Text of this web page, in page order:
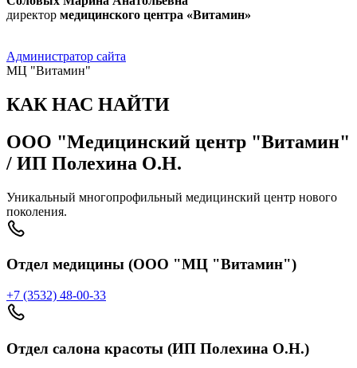
директор медицинского центра «Витамин»
Администратор сайта
МЦ "Витамин"
КАК НАС НАЙТИ
ООО "Медицинский центр "Витамин"
/ ИП Полехина О.Н.
Уникальный многопрофильный медицинский центр нового
поколения.
Отдел медицины (ООО "МЦ "Витамин")
+7 (3532) 48-00-33
Отдел салона красоты (ИП Полехина О.Н.)